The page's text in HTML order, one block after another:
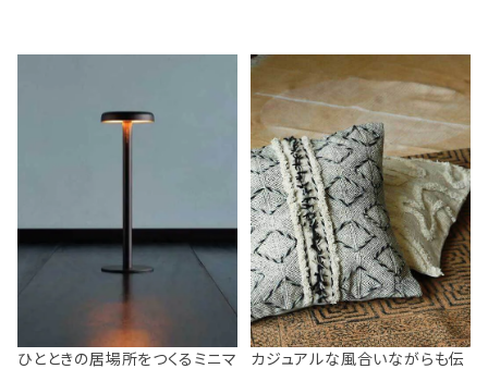
ひとときの居場所をつくるミニマ
カジュアルな風合いながらも伝